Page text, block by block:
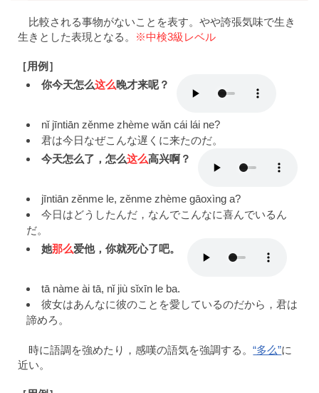
比較される事物がないことを表す。やや誇張気味で生き
生きとした表現となる。
※中検3級レベル
［用例］
你今天怎么这么晚才来呢？
nǐ jīntiān zěnme zhème wǎn cái lái ne?
君は今日なぜこんな遅くに来たのだ。
今天怎么了，怎么这么高兴啊？
jīntiān zěnme le, zěnme zhème gāoxìng a?
今日はどうしたんだ，なんでこんなに喜んでいるん
だ。
她那么爱他，你就死心了吧。
tā nàme ài tā, nǐ jiù sǐxīn le ba.
彼女はあんなに彼のことを愛しているのだから，君は
諦めろ。
時に語調を強めたり，感嘆の語気を強調する。“多么”に
近い。